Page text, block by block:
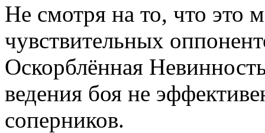
Не смотря на то, что это
чувствительных
Оскорблённая
ведения боя не
соперников.